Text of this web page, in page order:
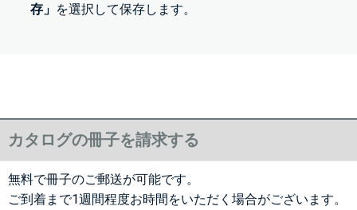
存」 を選択して保存します。
カタログの冊子を請求する
無料で冊子のご郵送が可能です。
ご到着まで1週間程度お時間をいただく場合がございます。